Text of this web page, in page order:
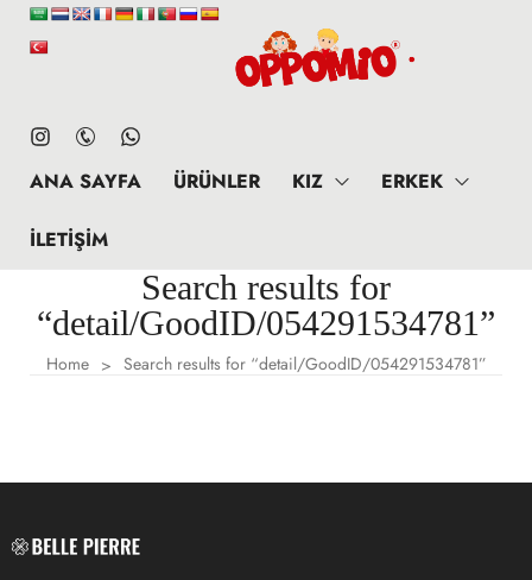
ANA SAYFA ÜRÜNLER KIZ ERKEK
İLETIŞIM
Search results for
“detail/GoodID/054291534781”
Home > Search results for “detail/GoodID/054291534781”